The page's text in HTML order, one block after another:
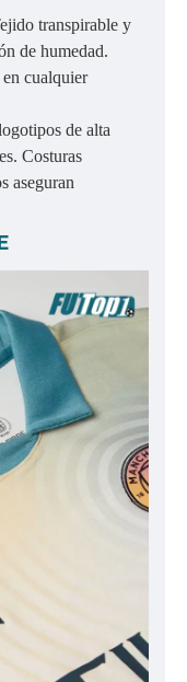
transpirable y
de humedad.
cualquier
de alta
Costuras
aseguran